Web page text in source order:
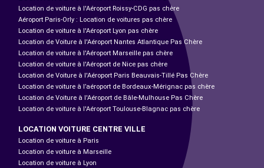
Location de voiture à l'Aéroport Roissy-CDG pas chère
Aéroport Paris-Orly : Location de voitures pas chère
Location de voiture à l'Aéroport Lyon pas chère
Location de Voiture à l'Aéroport Nantes Atlantique Pas Chère
Location de voiture à l'Aéroport Marseille pas chère
Location de voiture à l'Aéroport de Nice pas chère
Location de Voiture à l'Aéroport Paris Beauvais-Tillé Pas Chère
Location de voiture à l’aéroport de Bordeaux-Mérignac pas chère
Location de Voiture à l'Aéroport de Bâle-Mulhouse Pas Chère
Location de voiture à l'Aéroport Toulouse-Blagnac pas chère
LOCATION VOITURE CENTRE VILLE
Location de voiture à Paris
Location de voiture à Marseille
Location de voiture à Lyon